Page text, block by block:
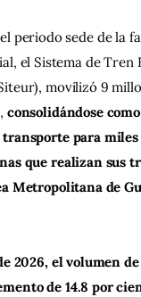
periodo sede de la
el Sistema de Tren
movilizó 9
consolidándose
transporte para
que realizan sus
Metropolitana de
2026, el volumen
de 14.8 por